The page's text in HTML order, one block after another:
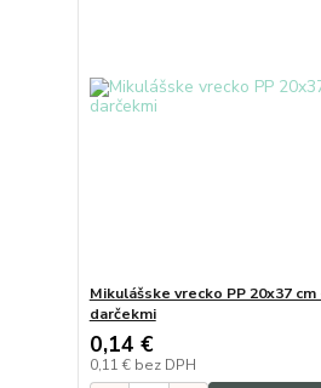
Mikulášske vrecko PP 20x37
darčekmi
0,14 €
0,11 € bez DPH